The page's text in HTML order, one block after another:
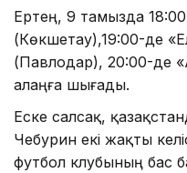
Ертең, 9 тамызда
(Көкшетау),19:00-де
(Павлодар), 20:00-де
алаңға шығады.
Еске салсақ,
Чебурин екі жақты
футбол клубының бас